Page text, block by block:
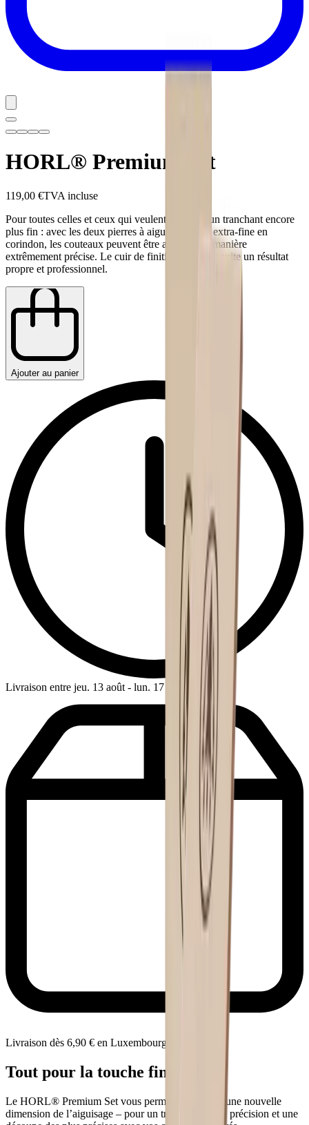
HORL® Premium Set
119,00 €TVA incluse
Pour toutes celles et ceux qui veulent atteindre un tranchant encore
plus fin : avec les deux pierres à aiguiser fine et extra-fine en
corindon, les couteaux peuvent être aiguisés de manière
extrêmement précise. Le cuir de finition assure ensuite un résultat
propre et professionnel.
Ajouter au panier
Livraison entre jeu. 13 août - lun. 17 août
Livraison dès 6,90 € en Luxembourg
Tout pour la touche finale
Le HORL® Premium Set vous permet d’atteindre une nouvelle
dimension de l’aiguisage – pour un tranchant haute précision et une